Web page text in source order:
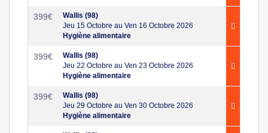
399€
Wallis (98)
Jeu 15 Octobre au Ven 16 Octobre 2026
Hygiène alimentaire
399€
Wallis (98)
Jeu 22 Octobre au Ven 23 Octobre 2026
Hygiène alimentaire
399€
Wallis (98)
Jeu 29 Octobre au Ven 30 Octobre 2026
Hygiène alimentaire